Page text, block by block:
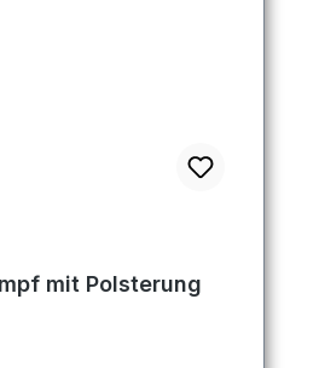
Bewertung von 5 von 5 Sternen
mit Polsterung